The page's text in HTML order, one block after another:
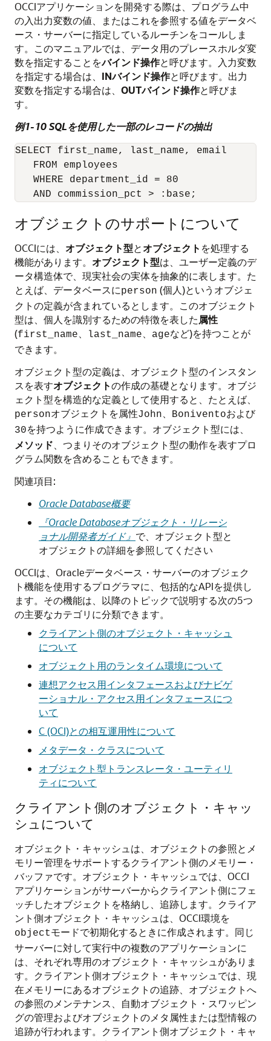
OCCIアプリケーションを開発する際は、プログラム中
の入出力変数の値、またはこれを参照する値をデータベ
ース・サーバーに指定しているルーチンをコールしま
す。このマニュアルでは、データ用のプレースホルダ変
数を指定することをバインド操作と呼びます。入力変数
を指定する場合は、 INバインド操作と呼びます。出力
変数を指定する場合は、 OUTバインド操作と呼びま
す。
例1-10 SQLを使用した一部のレコードの抽出
SELECT first_name, last_name, email
FROM employees
WHERE department_id = 80
オブジェクトのサポートについて
OCCIには、 オブジェクト型とオブジェクト を処理する
機能があります。 オブジェクト型は、ユーザー定義のデ
ータ構造体で、現実社会の実体を抽象的に表します。た
とえば、データベースにperson (個人)というオブジェ
クトの定義が含まれているとします。このオブジェクト
型は、個人を識別するための特徴を表した属性
(first_name last_name ageなど)を持つことが
できます。
オブジェクト型の定義は、オブジェクト型のインスタン
スを表すオブジェクトの作成の基礎となります。オブジ
ェクト型を構造的な定義として使用すると、たとえば、
personオブジェクトを属性John Boniventoおよび
30を持つように作成できます。オブジェクト型には、
メソッド 、つまりそのオブジェクト型の動作を表すプロ
グラム関数を含めることもできます。
関連項目:
Oracle Database概要
『Oracle Databaseオブジェクト・リレーシ
ョナル開発者ガイド』 で、オブジェクト型と
オブジェクトの詳細を参照してください
OCCIは、Oracleデータベース・サーバーのオブジェク
ト機能を使用するプログラマに、包括的なAPIを提供し
ます。その機能は、以降のトピックで説明する次の5つ
の主要なカテゴリに分類できます。
クライアント側のオブジェクト・キャッシュ
について
オブジェクト用のランタイム環境について
連想アクセス用インタフェースおよびナビゲ
ーショナル・アクセス用インタフェースにつ
いて
C (OCI)との相互運用性について
メタデータ・クラスについて
オブジェクト型トランスレータ・ユーティリ
ティについて
クライアント側のオブジェクト・キャッ
シュについて
オブジェクト・キャッシュは、オブジェクトの参照とメ
モリー管理をサポートするクライアント側のメモリー・
バッファです。オブジェクト・キャッシュでは、OCCI
アプリケーションがサーバーからクライアント側にフェ
ッチしたオブジェクトを格納し、追跡します。クライア
ント側オブジェクト・キャッシュは、OCCI環境を
objectモードで初期化するときに作成されます。同じ
サーバーに対して実行中の複数のアプリケーションに
は、それぞれ専用のオブジェクト・キャッシュがありま
す。クライアント側オブジェクト・キャッシュでは、現
在メモリーにあるオブジェクトの追跡、オブジェクトへ
の参照のメンテナンス、自動オブジェクト・スワッピン
グの管理およびオブジェクトのメタ属性または型情報の
追跡が行われます。クライアント側オブジェクト・キャ